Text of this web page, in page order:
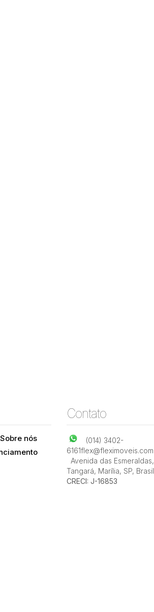
Sobre nós
Contato
(014) 3402-
6161flex@fleximoveis.com
Avenida das Esmeraldas,
Tangará, Marília, SP, Brasil
CRECI: J-16853